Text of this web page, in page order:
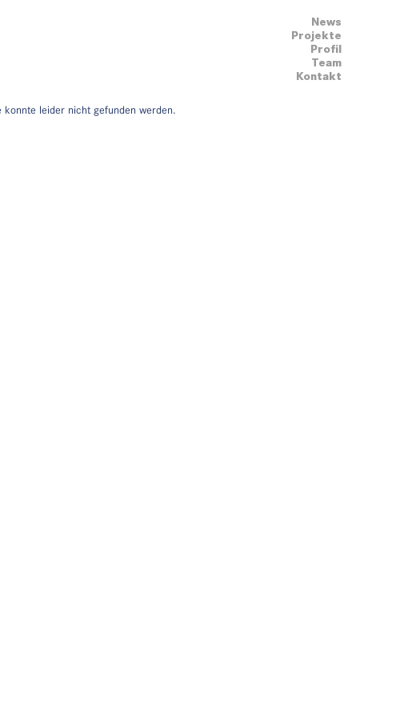
News
Projekte
Profil
Team
Kontakt
konnte leider nicht gefunden werden.